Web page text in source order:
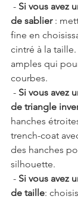
- Si vous avez
de sablier :
fine en
cintré à la
amples qui
courbes.
- Si vous avez
de triangle
hanches
trench-coat
des hanches
silhouette.
- Si vous avez
de taille: